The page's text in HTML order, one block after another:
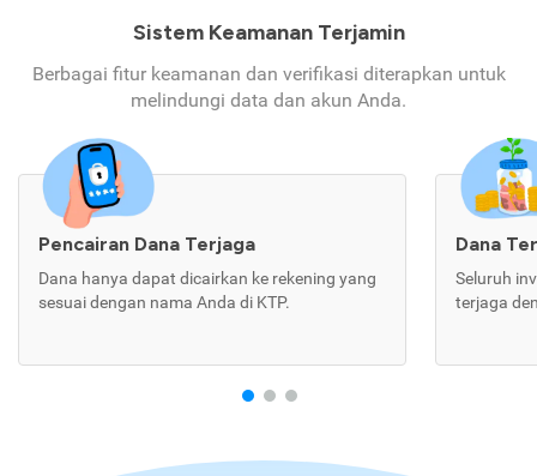
Sistem Keamanan Terjamin
Berbagai fitur keamanan dan verifikasi diterapkan untuk
melindungi data dan akun Anda.
Pencairan Dana Terjaga
Dana hanya dapat dicairkan ke rekening yang
sesuai dengan nama Anda di KTP.
Dana
Seluruh
terjaga